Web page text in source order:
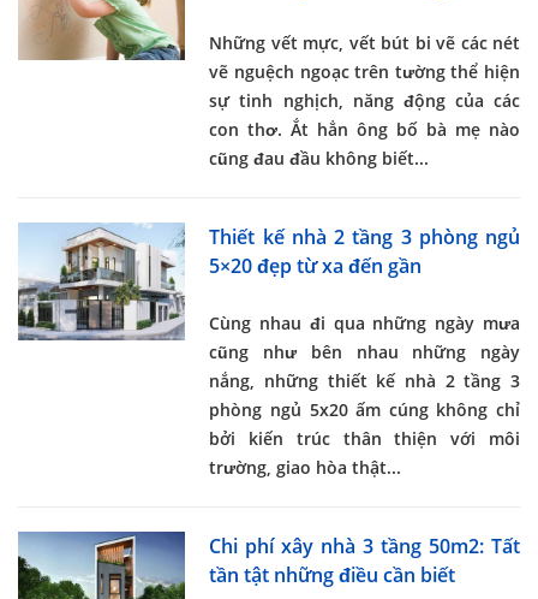
Những vết mực, vết bút bi vẽ các nét
vẽ nguệch ngoạc trên tường thể hiện
sự tinh nghịch, năng động của các
con thơ. Ắt hẳn ông bố bà mẹ nào
cũng đau đầu không biết...
Thiết kế nhà 2 tầng 3 phòng ngủ
5×20 đẹp từ xa đến gần
Cùng nhau đi qua những ngày mưa
cũng như bên nhau những ngày
nắng, những thiết kế nhà 2 tầng 3
phòng ngủ 5x20ấm cúng không chỉ
bởi kiến trúc thân thiện với môi
trường, giao hòa thật...
Chi phí xây nhà 3 tầng 50m2: Tất
tần tật những điều cần biết